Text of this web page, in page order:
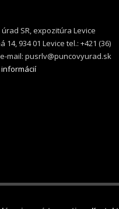
SR, expozitúra Levice
14, 934 01 Levice tel.: +421 (36)
e-mail: pusrlv@puncovyurad.sk